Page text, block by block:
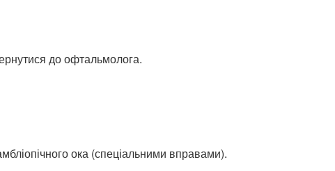
до офтальмолога.
ока (спеціальними вправами).